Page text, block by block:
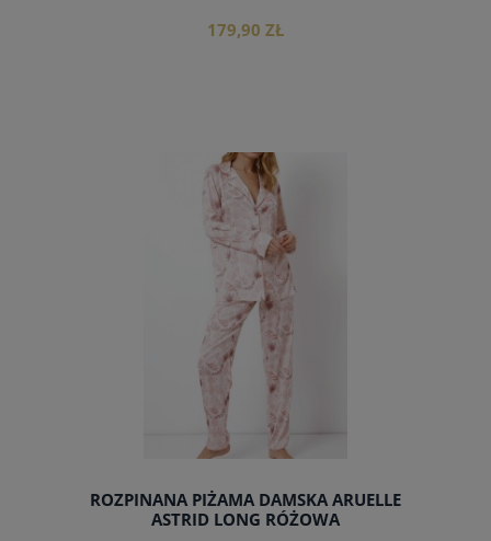
179,90 ZŁ
do koszyka
ROZPINANA PIŻAMA DAMSKA ARUELLE
ASTRID LONG RÓŻOWA